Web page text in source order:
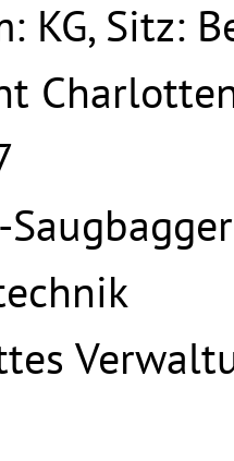
KG, Sitz: